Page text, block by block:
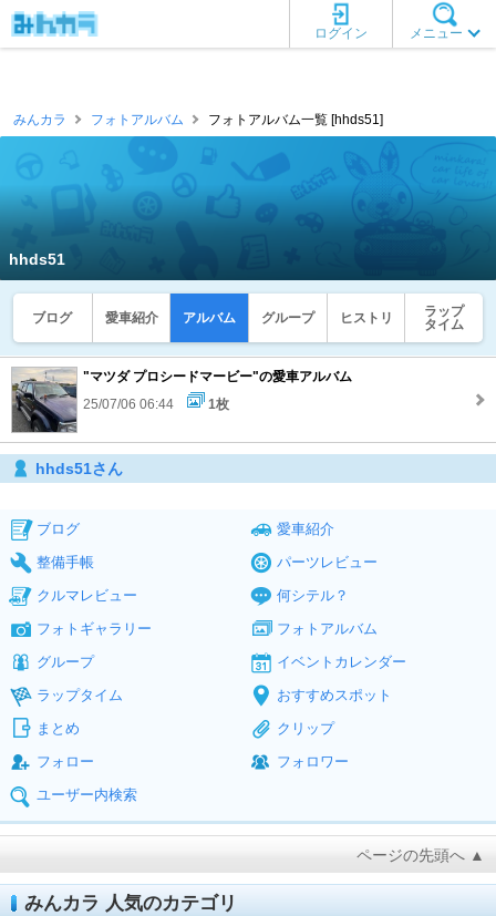
メニュー
ログイン
みんカラ フォトアルバム フォトアルバム一覧 [hhds51]
hhds51
ブログ 愛車紹介 アルバム グループ ヒストリ
ラップ
タイム
"マツダ プロシードマービー"の愛車アルバム
25/07/06 06:44
1枚
hhds51さん
ブログ
愛車紹介
整備手帳
パーツレビュー
クルマレビュー
何シテル？
フォトギャラリー
フォトアルバム
グループ
イベントカレンダー
ラップタイム
おすすめスポット
まとめ
クリップ
フォロー
フォロワー
ユーザー内検索
ページの先頭へ ▲
みんカラ 人気のカテゴリ